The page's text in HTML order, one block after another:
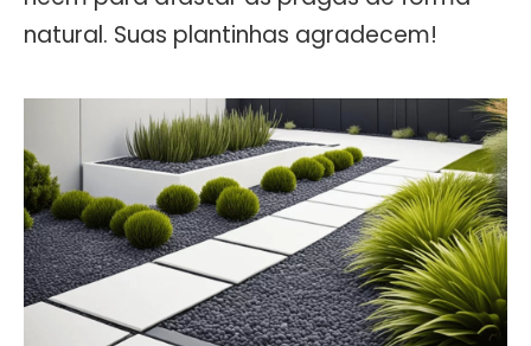
natural. Suas plantinhas agradecem!